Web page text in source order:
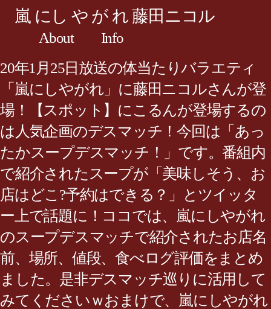
嵐 にし や が れ 藤田ニコル
About
Info
20年1月25日放送の体当たりバラエティ
「嵐にしやがれ」に藤田ニコルさんが登
場！【スポット】にこるんが登場するの
は人気企画のデスマッチ！今回は「あっ
たかスープデスマッチ！」です。番組内
で紹介されたスープが「美味しそう、お
店はどこ?予約はできる？」とツイッタ
ー上で話題に！ココでは、嵐にしやがれ
のスープデスマッチで紹介されたお店名
前、場所、値段、食べログ評価をまとめ
ました。是非デスマッチ巡りに活用して
みてくださいｗおまけで、嵐にしやがれ